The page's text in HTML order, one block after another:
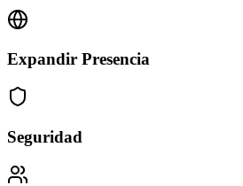
Expandir Presencia
Seguridad